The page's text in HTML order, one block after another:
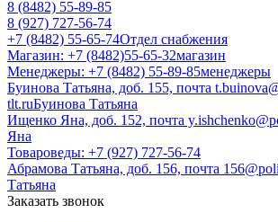
8 (8482) 55-89-85
8 (927) 727-56-74
+7 (8482) 55-65-74Отдел снабжения
Магазин: +7 (8482)55-65-32магазин
Менеджеры: +7 (8482) 55-89-85менеджеры
Буинова Татьяна, доб. 155, почта
tlt.ruБуинова Татьяна
Ищенко Яна, доб. 152, почта
Яна
Товароведы: +7 (927) 727-56-74
Абрамова Татьяна, доб. 156, почта
Татьяна
Заказать звонок